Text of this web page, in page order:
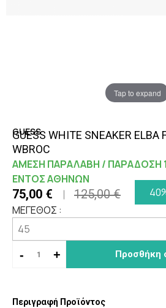
Tap to expand
GUESS
GUESS WHITE SNEAKER ELBA
WBROC
ΑΜΕΣΗ ΠΑΡΑΛΑΒΗ / ΠΑΡΑΔΟΣΗ
ΕΝΤΟΣ ΑΘΗΝΩΝ
75,00 € 125,00 €
ΜΕΓΕΘΟΣ :
- + Προσθήκη
Περιγραφή Προϊόντος